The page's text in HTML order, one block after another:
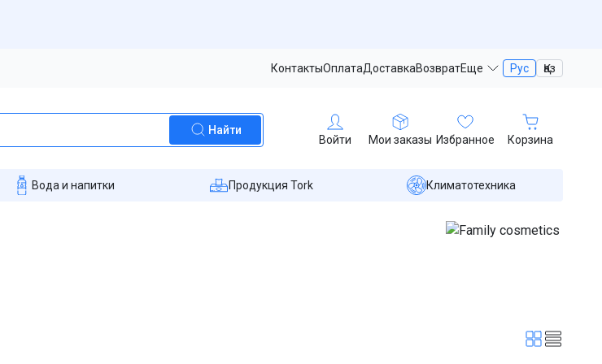
КонтактыОплатаДоставкаВозвратЕще Рус Қаз
Найти
Войти Мои заказы Избранное Корзина
Вода и напитки Продукция Tork Климатотехника